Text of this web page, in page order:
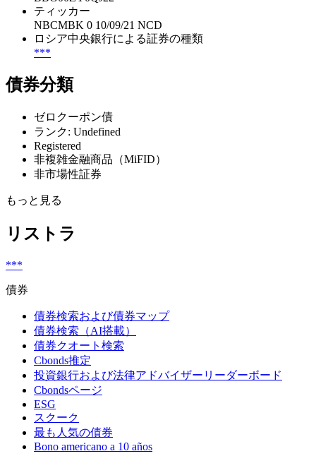
ティッカー
NBCMBK 0 10/09/21 NCD
ロシア中央銀行による証券の種類
***
債券分類
ゼロクーポン債
ランク: Undefined
Registered
非複雑金融商品（MiFID）
非市場性証券
もっと見る
リストラ
***
債券
債券検索および債券マップ
債券検索（AI搭載）
債券クオート検索
Cbonds推定
投資銀行および法律アドバイザーリーダーボード
Cbondsページ
ESG
スクーク
最も人気の債券
Bono americano a 10 años